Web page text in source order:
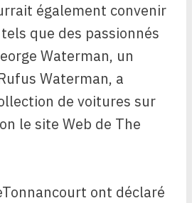
également convenir
que des passionnés
Waterman, un
Waterman, a
de voitures sur
le site Web de The
ont déclaré